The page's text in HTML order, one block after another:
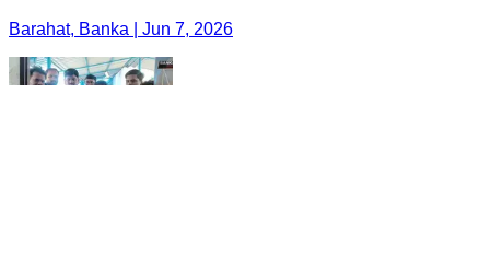
Barahat, Banka | Jun 7, 2026